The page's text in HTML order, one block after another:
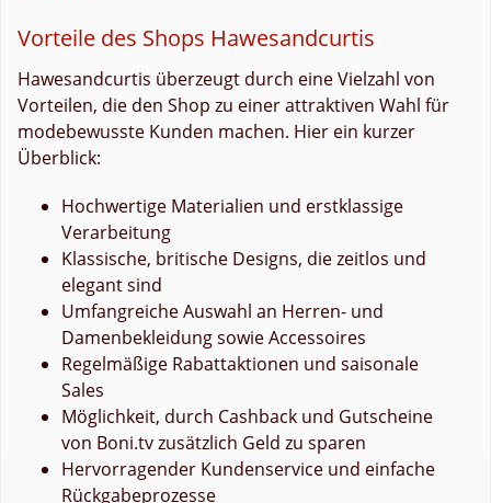
Vorteile des Shops Hawesandcurtis
Hawesandcurtis überzeugt durch eine Vielzahl von
Vorteilen, die den Shop zu einer attraktiven Wahl für
modebewusste Kunden machen. Hier ein kurzer
Überblick:
Hochwertige Materialien und erstklassige
Verarbeitung
Klassische, britische Designs, die zeitlos und
elegant sind
Umfangreiche Auswahl an Herren- und
Damenbekleidung sowie Accessoires
Regelmäßige Rabattaktionen und saisonale
Sales
Möglichkeit, durch Cashback und Gutscheine
von Boni.tv zusätzlich Geld zu sparen
Hervorragender Kundenservice und einfache
Rückgabeprozesse